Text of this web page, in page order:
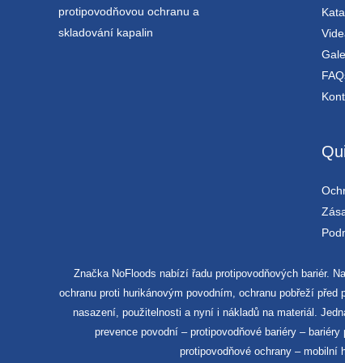
protipovodňovou ochranu a
skladování kapalin
Značka NoFloods nabízí řadu protipovodňových bariér.
ochranu proti hurikánovým povodním, ochranu pobřeží
nasazení, použitelnosti a nyní i nákladů na materiál.
prevence povodní – protipovodňové bariéry –
protipovodňové ochrany – mobilní